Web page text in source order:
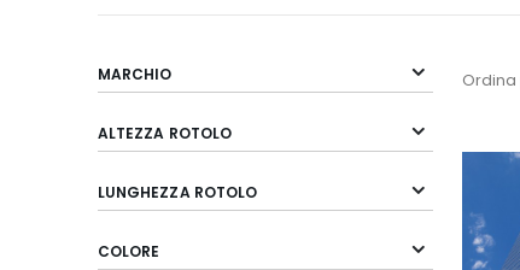
Ordina
MARCHIO
ALTEZZA ROTOLO
LUNGHEZZA ROTOLO
COLORE